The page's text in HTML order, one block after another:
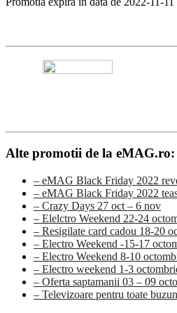
Alte promotii de la eMAG.ro:
– eMAG Black Friday 2022
– eMAG Black Friday 2022
– Crazy Days 27 oct – 6 nov
– Elelctro Weekend 22-24
– Resigilate card cadou 18-20
– Electro Weekend -15-17
– Electro Weekend 8-10
– Electro weekend 1-3
– Oferta saptamanii 03 – 09
– Televizoare pentru toate